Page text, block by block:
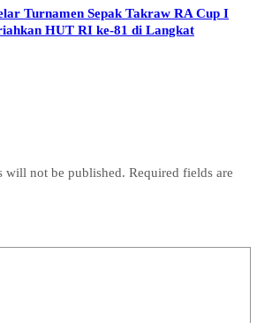
Turnamen Sepak Takraw RA Cup I
HUT RI ke-81 di Langkat
will not be published. Required fields are